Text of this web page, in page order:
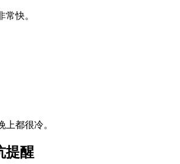
常快。
上都很冷。
提醒